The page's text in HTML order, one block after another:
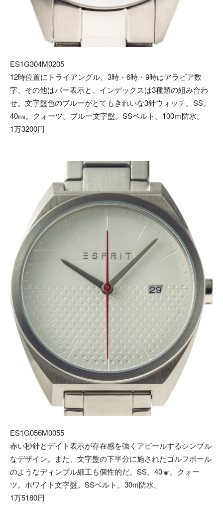
ES1G304M0205
12時位置にトライアングル、3時・6時・9時はアラビア数
字、その他はバー表示と、インデックスは3種類の組み合わ
せ。文字盤色のブルーがとてもきれいな3針ウォッチ。SS。
40㎜。クォーツ。ブルー文字盤。SSベルト。100ｍ防水。
1万3200円
ES1G056M0055
赤い秒針とデイト表示が存在感を強くアピールするシンプル
なデザイン。また、文字盤の下半分に施されたゴルフボール
のようなディンプル細工も個性的だ。SS。40㎜。クォー
ツ。ホワイト文字盤。SSベルト。30m防水。
1万5180円